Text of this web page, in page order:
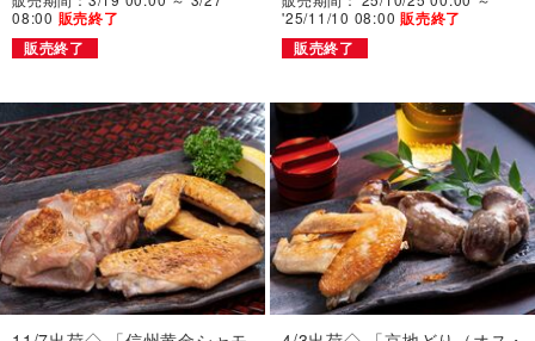
08:00 販売終了
販売終了
'25/11/10 08:00販売終了
販売終了